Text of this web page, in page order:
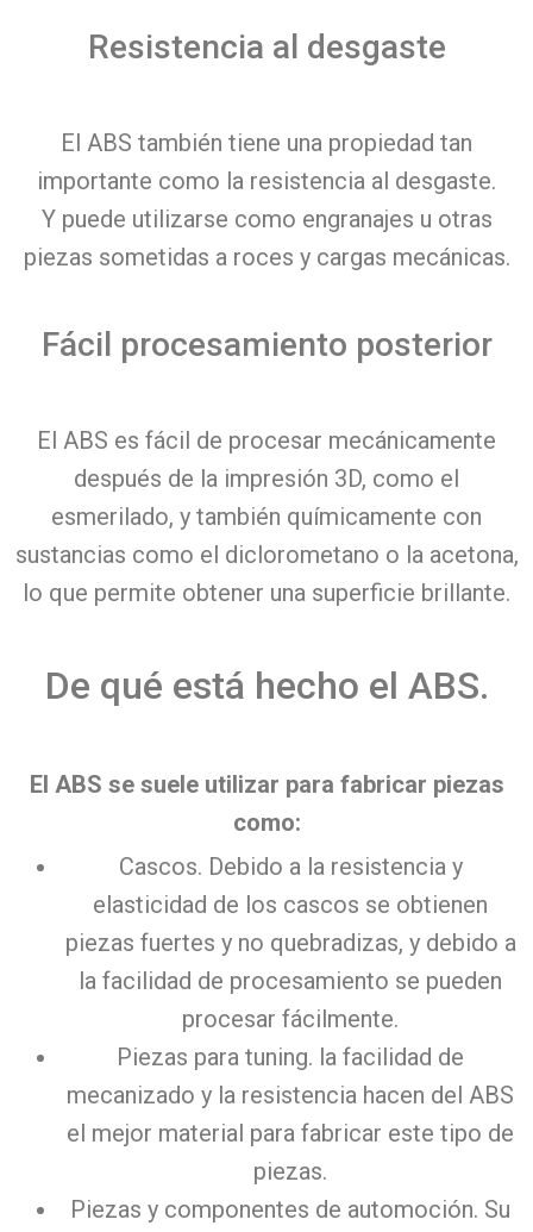
Resistencia al desgaste
El ABS también tiene una propiedad tan
importante como la resistencia al desgaste.
Y puede utilizarse como engranajes u otras
piezas sometidas a roces y cargas mecánicas.
Fácil procesamiento posterior
El ABS es fácil de procesar mecánicamente
después de la impresión 3D, como el
esmerilado, y también químicamente con
sustancias como el diclorometano o la acetona,
lo que permite obtener una superficie brillante.
De qué está hecho el ABS.
El ABS se suele utilizar para fabricar piezas
como:
Cascos. Debido a la resistencia y
elasticidad de los cascos se obtienen
piezas fuertes y no quebradizas, y debido a
la facilidad de procesamiento se pueden
procesar fácilmente.
Piezas para tuning. la facilidad de
mecanizado y la resistencia hacen del ABS
el mejor material para fabricar este tipo de
piezas.
Piezas y componentes de automoción. Su